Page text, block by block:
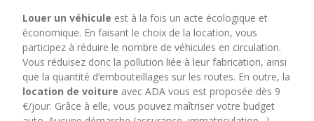
Louer un véhicule est à la fois un acte écologique et
économique. En faisant le choix de la location, vous
participez à réduire le nombre de véhicules en circulation.
Vous réduisez donc la pollution liée à leur fabrication, ainsi
que la quantité d’embouteillages sur les routes. En outre, la
location de voiture avec ADA vous est proposée dès 9
€/jour. Grâce à elle, vous pouvez maîtriser votre budget